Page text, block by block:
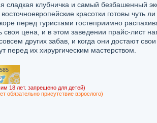
сладкая клубничка и самый безбашенный
красотки готовы чуть
перед туристами гостеприимно
своя цена, и в этом заведении прайс-лист
других забав, и когда они достают
перед их хирургическим мастерством.
18 лет. запрещено для детей)
обязательно присутствие взрослого)